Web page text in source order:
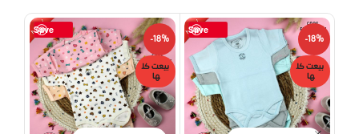
Save
-18%
بيعت كل
ها
Save
-18%
بيعت كل
ها